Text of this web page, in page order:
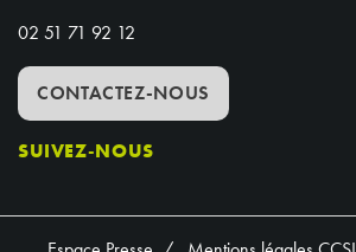
02 51 71 92 12
CONTACTEZ-NOUS
SUIVEZ-NOUS